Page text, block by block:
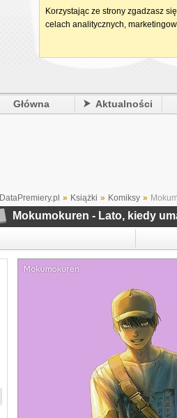
Główna Aktualności
DataPremiery.pl » Książki » Komiksy »
Mokumokuren - Lato, kiedy
Korzystając ze strony zgadzasz
celach analitycznych,